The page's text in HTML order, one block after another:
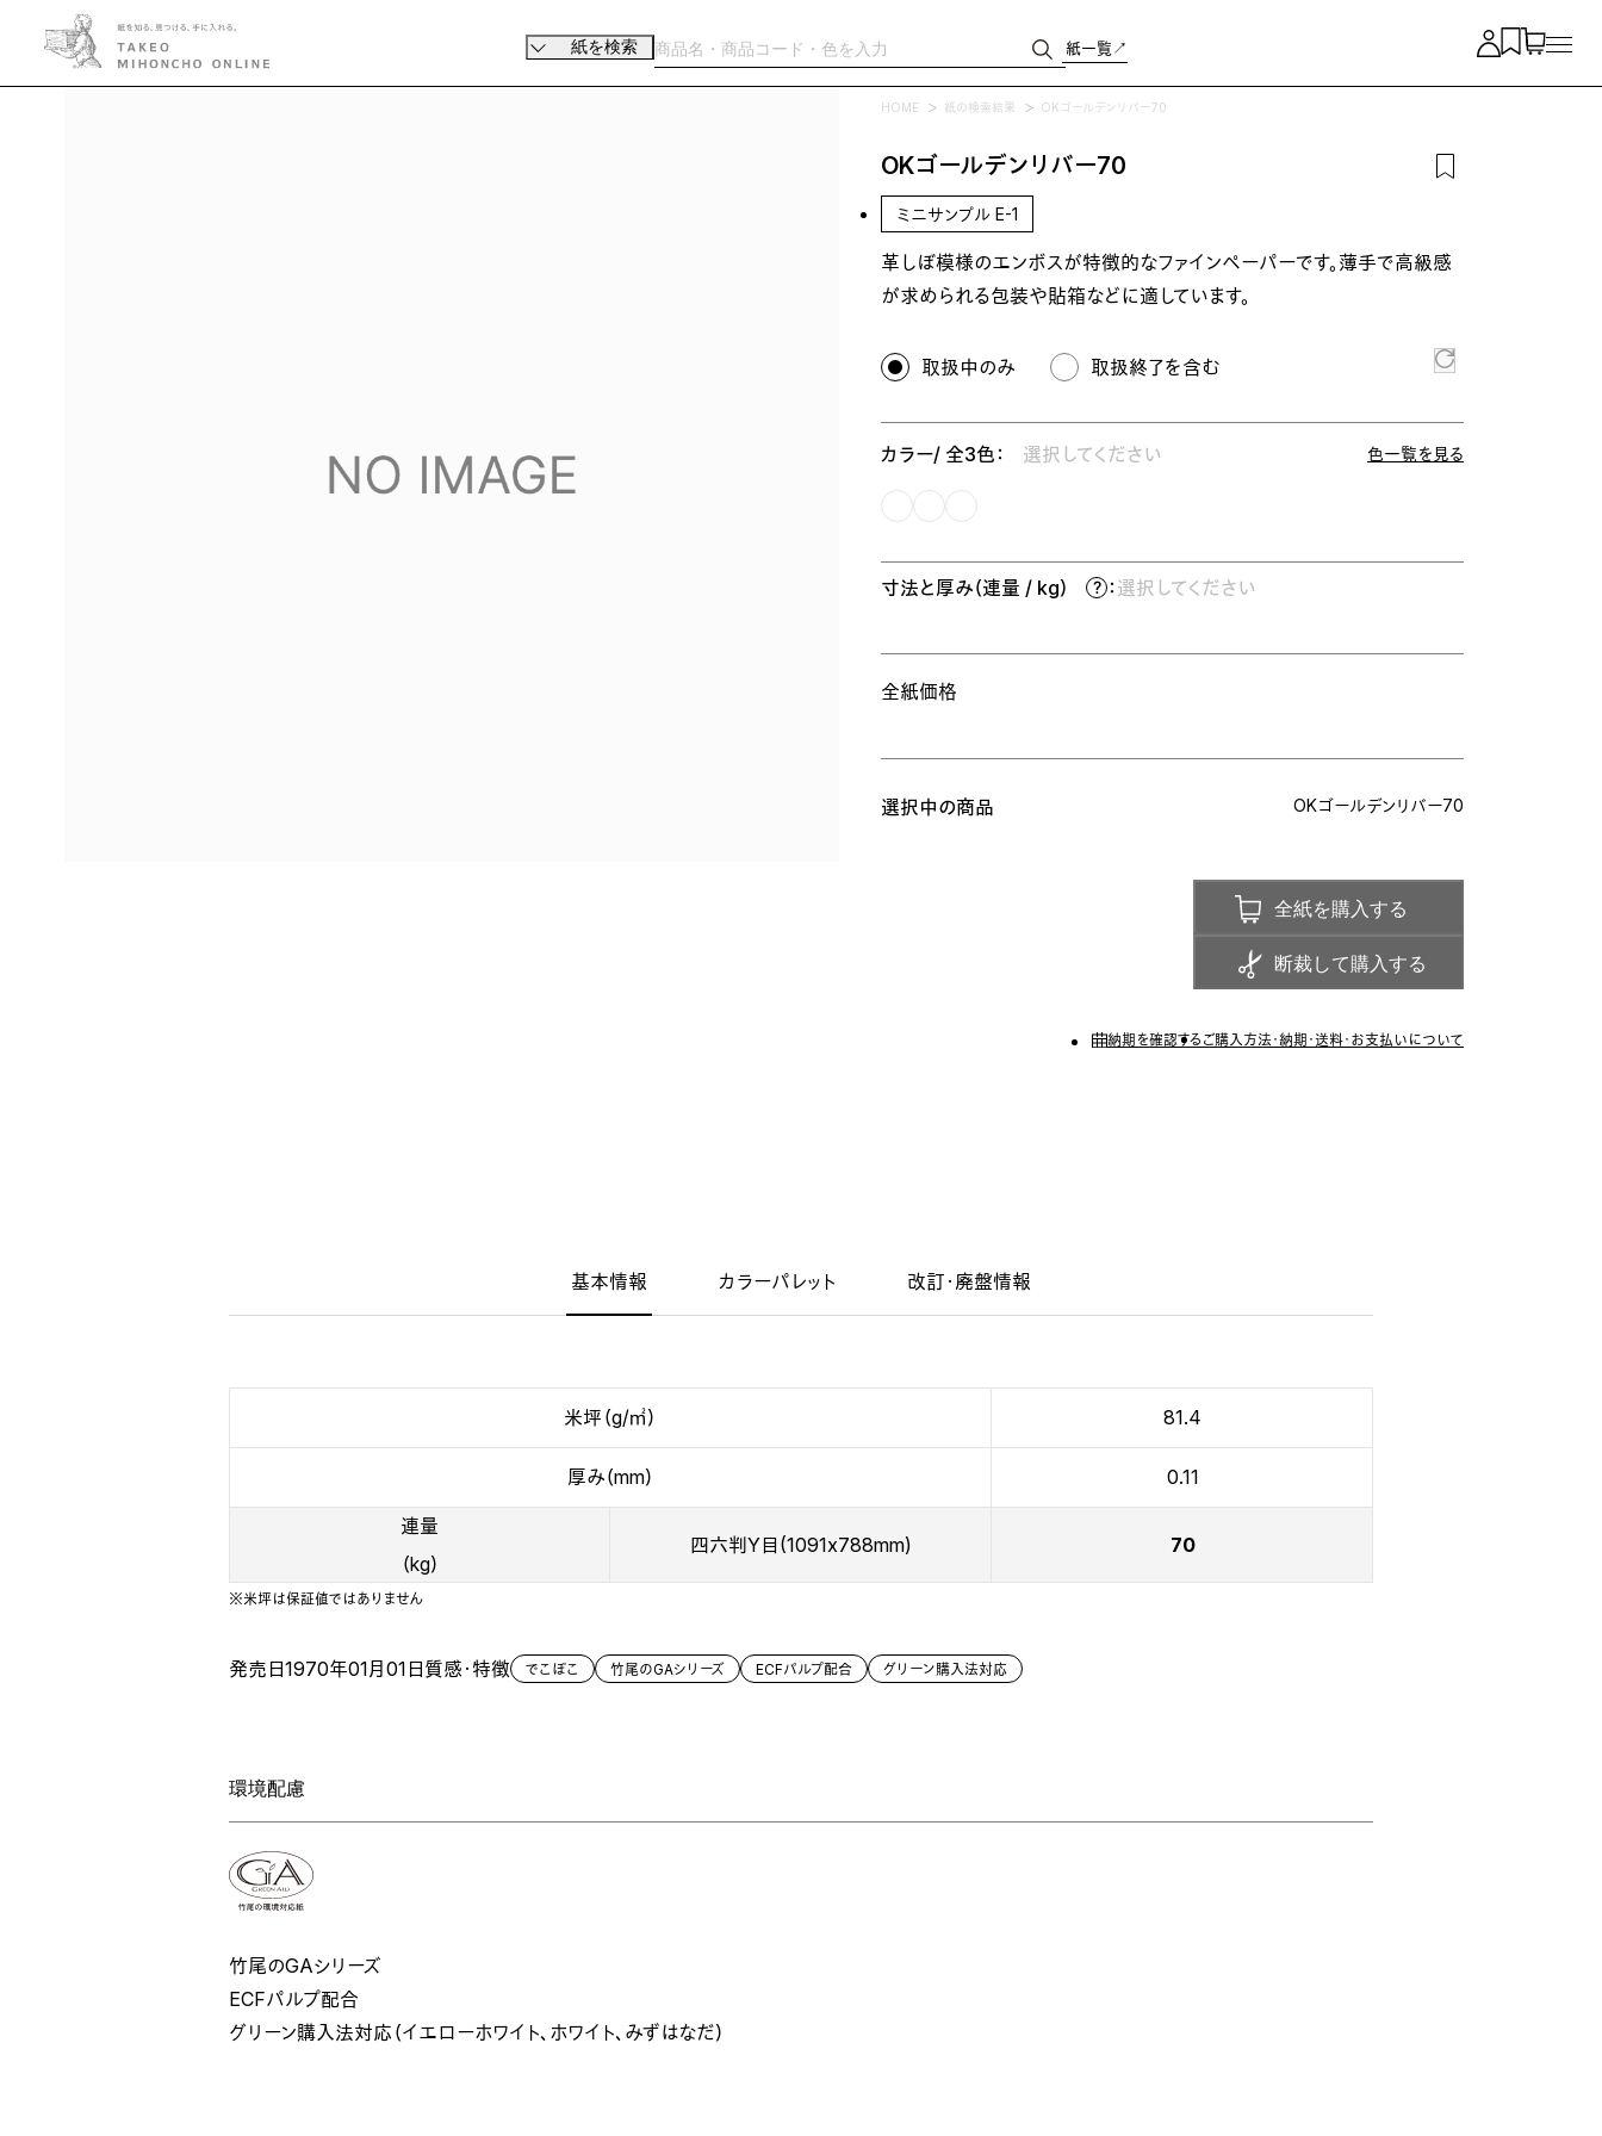
紙を検索 紙一覧↗︎
HOME 紙の検索結果 OKゴールデンリバー70
OKゴールデンリバー70
ミニサンプル E-1
革しぼ模様のエンボスが特徴的なファインペーパーです。薄手で高級感
が求められる包装や貼箱などに適しています。
取扱中のみ 取扱終了を含む
カラー/ 全3色： 選択してください 色一覧を見る
寸法と厚み（連量 / kg） ： 選択してください
全紙価格
選択中の商品 OKゴールデンリバー70
全紙を購入する
断裁して購入する
納期を確認する ご購入方法・納期・送料・お支払いについて
基本情報 カラーパレット 改訂・廃盤情報
米坪（g/㎡） 81.4
厚み（mm） 0.11
連量
（kg）
四六判Y目(1091x788mm) 70
※米坪は保証値ではありません
発売日1970年01月01日質感・特徴 でこぼこ 竹尾のGAシリーズ ECFパルプ配合 グリーン購入法対応
環境配慮
竹尾のGAシリーズ
ECFパルプ配合
グリーン購入法対応（イエローホワイト、ホワイト、みずはなだ）